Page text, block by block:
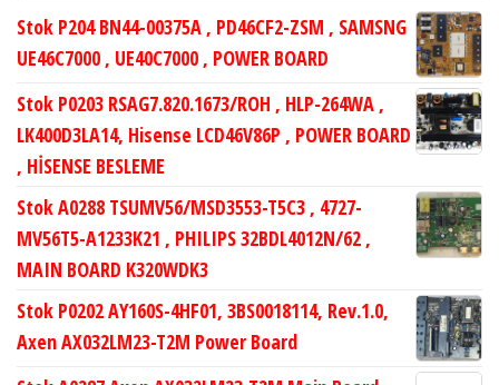
Stok P204 BN44-00375A , PD46CF2-ZSM , SAMSNG
UE46C7000 , UE40C7000 , POWER BOARD
Stok P0203 RSAG7.820.1673/ROH , HLP-264WA ,
LK400D3LA14, Hisense LCD46V86P , POWER BOARD
, HİSENSE BESLEME
Stok A0288 TSUMV56/MSD3553-T5C3 , 4727-
MV56T5-A1233K21 , PHILIPS 32BDL4012N/62 ,
MAIN BOARD K320WDK3
Stok P0202 AY160S-4HF01, 3BS0018114, Rev.1.0,
Axen AX032LM23-T2M Power Board